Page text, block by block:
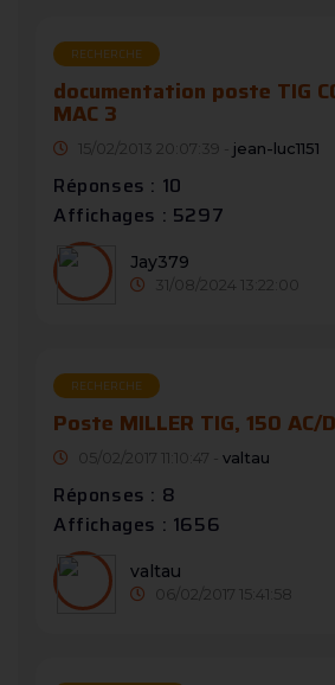
RECHERCHE
documentation poste TIG
MAC 3
15/02/2013 20:07:39 - jean-luc1151
Réponses : 10
Affichages : 5297
Jay379
31/08/2024 13:22:00
RECHERCHE
Poste MILLER TIG, 150 AC/
05/02/2017 11:10:47 - valtau
Réponses : 8
Affichages : 1656
valtau
06/02/2017 15:41:58